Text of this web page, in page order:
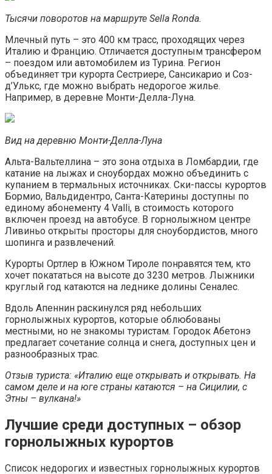
Тысячи поворотов на маршруте Sella Ronda.
Млечный путь – это 400 км трасс, проходящих через
Италию и Францию. Отличается доступным трансфером
– поездом или автомобилем из Турина. Регион
объединяет три курорта Сестриере, Сансикарио и Соз-
д’Улькс, где можно выбрать недорогое жилье.
Например, в деревне Монти-Делла-Луна.
Вид на деревню Монти-Делла-Луна
Альта-Вальтеллина – это зона отдыха в Ломбардии, где
катание на лыжах и сноубордах можно объединить с
купанием в термальных источниках. Ски-пассы курортов
Бормио, Вальдидентро, Санта-Катерины доступны по
единому абонементу 4 Valli, в стоимость которого
включен проезд на автобусе. В горнолыжном центре
Ливиньо открыты просторы для сноубордистов, много
шопинга и развлечений.
Курорты Ортлер в Южном Тироле понравятся тем, кто
хочет покататься на высоте до 3230 метров. Лыжники
круглый год катаются на леднике долины Сеналес.
Вдоль Апеннин раскинулся ряд небольших
горнолыжных курортов, которые облюбованы
местными, но не знакомы туристам. Городок Абетонэ
предлагает сочетание солнца и снега, доступных цен и
разнообразных трас.
Отзыв туриста: «Италию еще открывать и открывать. На
самом деле и на юге страны катаются – на Сицилии, с
Этны – вулкана!»
Лучшие среди доступных – обзор
горнолыжных курортов
Список недорогих и известных горнолыжных курортов